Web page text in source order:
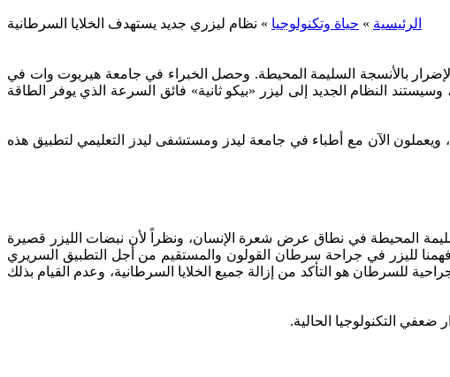
الرئيسية » حياة وتكنولوجيا » نظام ليزري جديد يستهدف الخلايا السرطانية
بالأنسجة السليمة المحيطة. وحصل الخبراء في جامعة هيريوت وات في
لتمويل المشروع، وسيستند النظام الجديد إلى ليزر «بيكو ثانية» فائق السرعة الذي يوفر الطاقة
ويعملون الآن مع أطباء في جامعة ليدز ومستشفى ليدز التعليمي لتطبيق هذه
السليمة المحيطة في نطاق عرض شعرة الإنسان، ونظراً لأن نبضات الليزر قصيرة
لليزر في جراحة سرطان القولون والمستقيم من أجل التطبيق السريري
للسرطان هو التأكد من إزالة جميع الخلايا السرطانية، وعدم القيام بذلك
ضعفي التكنولوجيا الحالية.